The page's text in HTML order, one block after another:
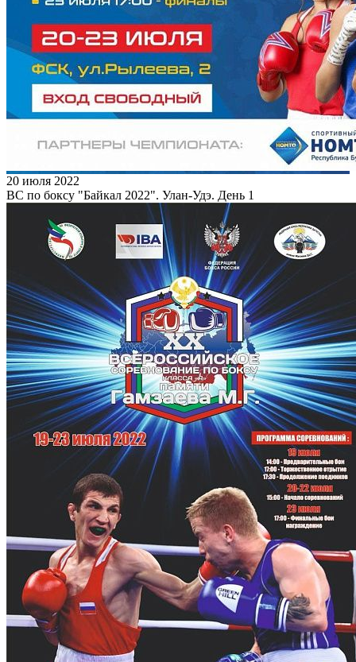
20 июля 2022
ВС по боксу "Байкал 2022". Улан-Удэ. День 1